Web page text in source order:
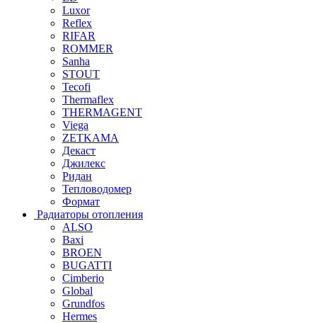
Luxor
Reflex
RIFAR
ROMMER
Sanha
STOUT
Tecofi
Thermaflex
THERMAGENT
Viega
ZETKAMA
Декаст
Джилекс
Ридан
Тепловодомер
Формат
Радиаторы отопления
ALSO
Baxi
BROEN
BUGATTI
Cimberio
Global
Grundfos
Hermes